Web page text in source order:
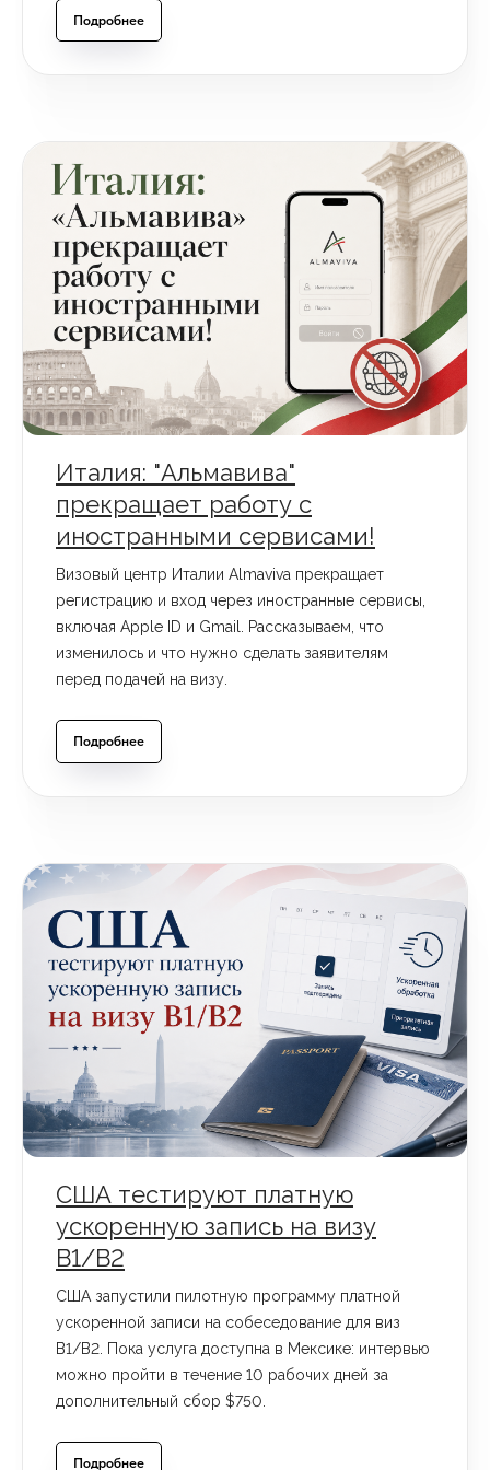
Подробнее
Италия: "Альмавива"
прекращает работу с
иностранными сервисами!
Визовый центр Италии Almaviva прекращает
регистрацию и вход через иностранные сервисы,
включая Apple ID и Gmail. Рассказываем, что
изменилось и что нужно сделать заявителям
перед подачей на визу.
Подробнее
США тестируют платную
ускоренную запись на визу
B1/B2
США запустили пилотную программу платной
ускоренной записи на собеседование для виз
B1/B2. Пока услуга доступна в Мексике: интервью
можно пройти в течение 10 рабочих дней за
дополнительный сбор $750.
Подробнее